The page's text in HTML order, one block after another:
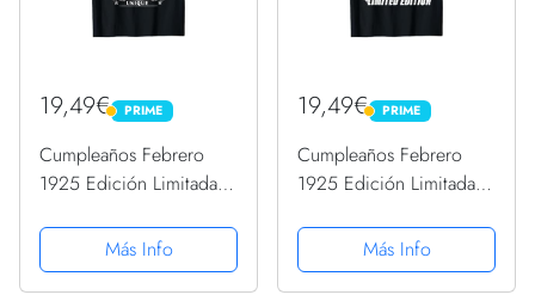
19,49€ PRIME
PRIME
Cumpleaños Febrero
1925 Edición Limitada
CamisetaMás Info
19,49€ PRIME
PRIME
Cumpleaños Febrero
1925 Edición Limitada
CamisetaMás Info